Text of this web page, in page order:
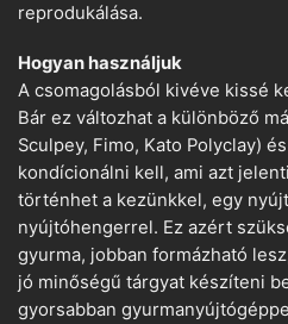
reprodukálása.
Hogyan használjuk
A csomagolásból kivéve kissé
Bár ez változhat a különböző
Sculpey, Fimo, Kato Polyclay)
kondícionálni kell, ami azt
történhet a kezünkkel, egy
nyújtóhengerrel. Ez azért
gyurma, jobban formázható
jó minőségű tárgyat készíteni
gyorsabban